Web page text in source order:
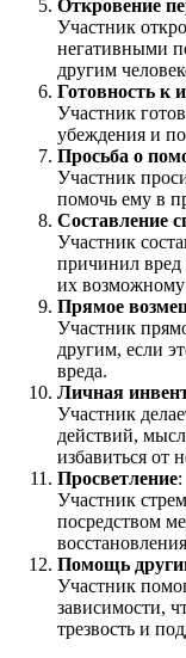
Откровение
Участник
негативными
другим
Готовность к
Участник
убеждения и
Просьба о
Участник
помочь ему в
Составление
Участник
причинил вред
их
Прямое
Участник
другим, если
вреда.
Личная
Участник
действий,
избавиться от
Просветление:
Участник
посредством
Помощь
Участник
зависимости,
трезвость и